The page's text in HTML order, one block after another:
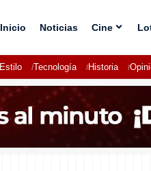
Inicio Noticias Cine
Estilo Tecnología Historia